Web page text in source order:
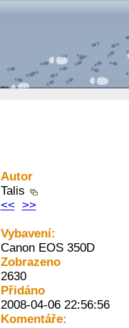
Autor
Talis
<< >>
Vybavení:
Canon EOS 350D
Zobrazeno
2630
Přidáno
2008-04-06 22:56:56
Komentáře: